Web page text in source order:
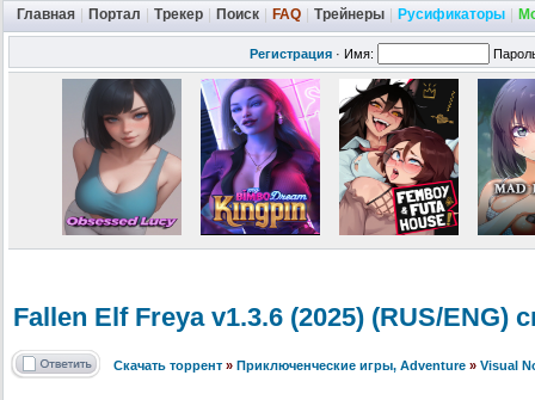
Главная Портал Трекер Поиск FAQ Трейнеры Русификаторы
Регистрация · Имя:
Fallen Elf Freya v1.3.6 (2025) (RUS/ENG)
Скачать торрент » Приключенческие игры, Adventure » Visual